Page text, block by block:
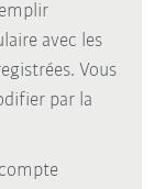
avec les
Vous
par la